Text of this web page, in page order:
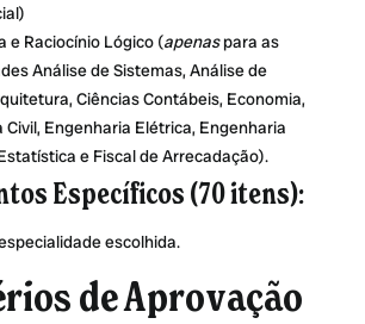
e Raciocínio Lógico (apenaspara as
Análise de Sistemas, Análise de
Ciências Contábeis, Economia,
Civil, Engenharia Elétrica, Engenharia
e Fiscal de Arrecadação).
Específicos (70 itens):
escolhida.
de Aprovação